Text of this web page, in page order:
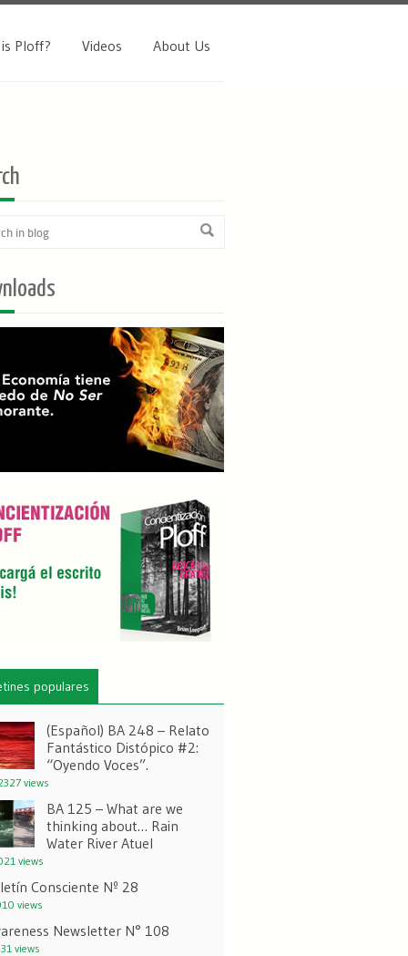
Ploff? Videos About Us
populares
(Español) BA 248 – Relato
Fantástico Distópico #2:
“Oyendo Voces”.
views
BA 125 – What are we
thinking about… Rain
Water River Atuel
views
Consciente Nº 28
views
Newsletter N° 108
views